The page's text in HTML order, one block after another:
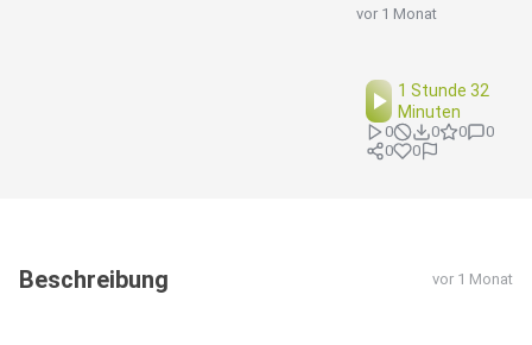
vor 1 Monat
1 Stunde 32
Minuten
0 0 0
0
0
0
Beschreibung vor 1 Monat